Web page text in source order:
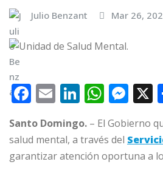
Julio Benzant Mar 26,
F
a
c
e
E
m
ai
l
Li
k
e
W
h
at
s
M
ss
e
Santo Domingo. – El Gobierno
salud mental, a través del
garantizar atención oportuna a